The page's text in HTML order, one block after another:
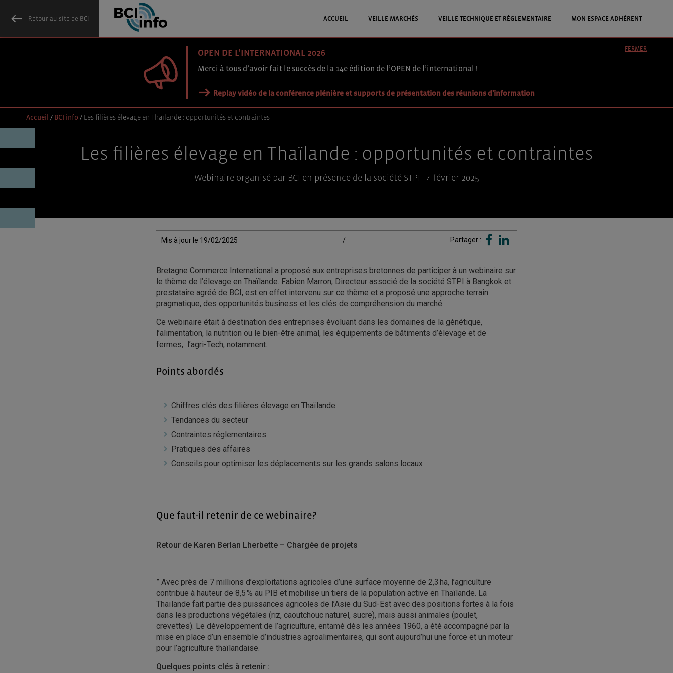
Retour au site de BCI ACCUEIL VEILLE MARCHÉS VEILLE TECHNIQUE ET RÉGLEMENTAIRE MON ESPACE ADHÉRENT
OPEN DE L'INTERNATIONAL 2026
Merci à tous d’avoir fait le succès de la 14e édition de l’OPEN de l’international !
Replay vidéo de la conférence plénière et supports de présentation des réunions d'information
FERMER
Accueil / BCI info / Les filières élevage en Thaïlande : opportunités et contraintes
Les filières élevage en Thaïlande : opportunités et contraintes
Webinaire organisé par BCI en présence de la société STPI - 4 février 2025
Mis à jour le 19/02/2025 / Partager :
Bretagne Commerce International a proposé aux entreprises bretonnes de participer à un webinaire sur
le thème de l’élevage en Thaïlande. Fabien Marron, Directeur associé de la société STPI à Bangkok et
prestataire agréé de BCI, est en effet intervenu sur ce thème et a proposé une approche terrain
pragmatique, des opportunités business et les clés de compréhension du marché.
Ce webinaire était à destination des entreprises évoluant dans les domaines de la génétique,
l’alimentation, la nutrition ou le bien-être animal, les équipements de bâtiments d’élevage et de
fermes, l’agri-Tech, notamment.
Points abordés
Chiffres clés des filières élevage en Thaïlande
Tendances du secteur
Contraintes réglementaires
Pratiques des affaires
Conseils pour optimiser les déplacements sur les grands salons locaux
Que faut-il retenir de ce webinaire?
Retour de Karen Berlan Lherbette – Chargée de projets
” Avec près de 7 millions d’exploitations agricoles d’une surface moyenne de 2,3 ha, l’agriculture
contribue à hauteur de 8,5 % au PIB et mobilise un tiers de la population active en Thaïlande. La
Thaïlande fait partie des puissances agricoles de l’Asie du Sud-Est avec des positions fortes à la fois
dans les productions végétales (riz, caoutchouc naturel, sucre), mais aussi animales (poulet,
crevettes). Le développement de l’agriculture, entamé dès les années 1960, a été accompagné par la
mise en place d’un ensemble d’industries agroalimentaires, qui sont aujourd’hui une force et un moteur
pour l’agriculture thaïlandaise.
Quelques points clés à retenir :